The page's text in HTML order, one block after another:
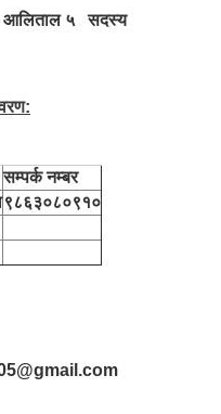
आलिताल ५ सदस्य
सम्पर्क नम्बर
९८६३०८०९१०